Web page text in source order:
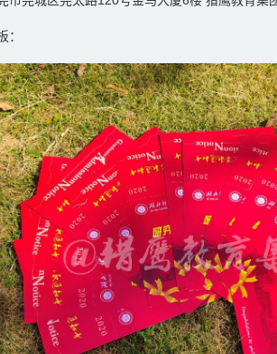
：